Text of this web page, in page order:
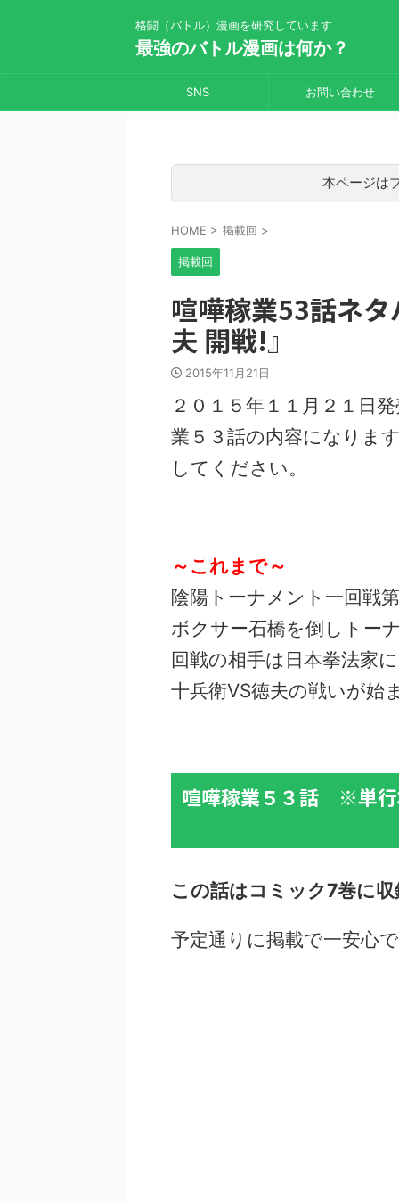
格闘（バトル）漫画を研究しています
最強のバトル漫画は何か？
SNS お問い合わせ
本ページは
HOME > 掲載回 >
掲載回
喧嘩稼業53話ネ
夫 開戦!』
2015年11月21日
２０１５年１１月２１日
業５３話の内容になりま
してください。
～これまで～
陰陽トーナメント一回戦
ボクサー石橋を倒しトー
回戦の相手は日本拳法家
十兵衛VS徳夫の戦いが始
喧嘩稼業５３話 ※単行
この話はコミック7巻に
予定通りに掲載で一安心